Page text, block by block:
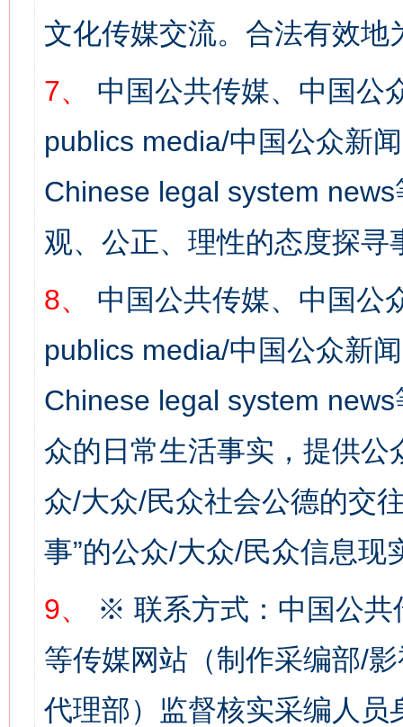
文化传媒交流。合法有效地
7、
中国公共传媒、中国公
publics media/中国公众新
Chinese legal system
观、公正、理性的态度探寻
8、
中国公共传媒、中国公
publics media/中国公众新
Chinese legal system
众的日常生活事实，提供
众/大众/民众社会公德的交
事”的公众/大众/民众信息现
9、
※ 联系方式：中国公共
等传媒网站（制作采编部/
代理部）监督核实采编人员
网上购药对药下症？
这是一记警钟！
在谋一域中谋全局
今